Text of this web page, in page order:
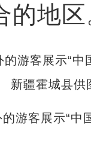
的地
游客展示“